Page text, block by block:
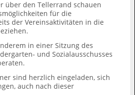
über den Tellerrand schauen
für die
der Vereinsaktivitäten in die
in einer Sitzung des
und Sozialausschusses
sind herzlich eingeladen, sich
auch nach dieser